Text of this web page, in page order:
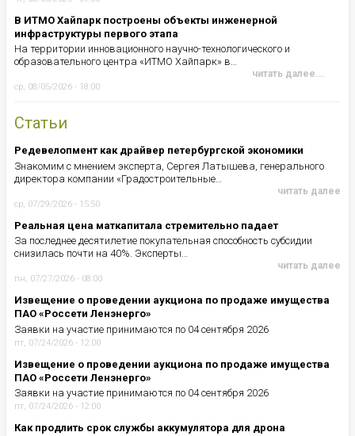
В ИТМО Хайпарк построены объекты инженерной
инфраструктуры первого этапа
На территории инновационного научно-технологического и
образовательного центра «ИТМО Хайпарк» в…
читать далее...
ср, 08/05/2026 - 18:00
Статьи
Редевелопмент как драйвер петербургской экономики
Знакомим с мнением эксперта, Сергея Латышева, генерального
директора компании «Градостроительные…
читать далее
ср, 07/29/2026 - 15:50
Реальная цена маткапитала стремительно падает
За последнее десятилетие покупательная способность субсидии
снизилась почти на 40%. Эксперты…
читать далее
пн, 07/27/2026 - 08:00
Извещение о проведении аукциона по продаже имущества
ПАО «Россети Ленэнерго»
Заявки на участие принимаются по 04 сентября 2026
пт, 07/24/2026 - 12:00
Извещение о проведении аукциона по продаже имущества
ПАО «Россети Ленэнерго»
Заявки на участие принимаются по 04 сентября 2026
пт, 07/24/2026 - 12:00
Как продлить срок службы аккумулятора для дрона